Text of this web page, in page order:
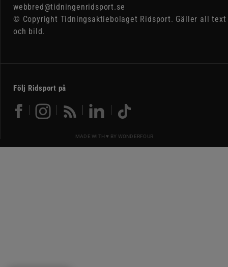
webbred@tidningenridsport.se
© Copyright Tidningsaktiebolaget Ridsport. Gäller all text
och bild.
Följ Ridsport på
MADE WITH ♥ BY WONDERFOUR